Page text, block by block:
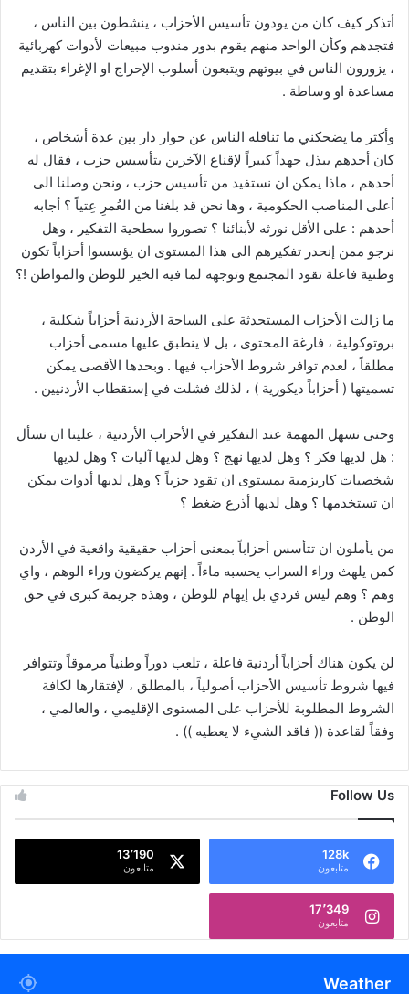
أتذكر كيف كان من يودون تأسيس الأحزاب ، ينشطون بين الناس ،
فتجدهم وكأن الواحد منهم يقوم بدور مندوب مبيعات لأدوات كهربائية
، يزورون الناس في بيوتهم ويتبعون أسلوب الإحراج او الإغراء بتقديم
مساعدة او وساطة .
وأكثر ما يضحكني ما تناقله الناس عن حوار دار بين عدة أشخاص ،
كان أحدهم يبذل جهداً كبيراً لإقناع الآخرين بتأسيس حزب ، فقال له
أحدهم ، ماذا يمكن ان نستفيد من تأسيس حزب ، ونحن وصلنا الى
أعلى المناصب الحكومية ، وها نحن قد بلغنا من العُمرِ عِتياً ؟ أجابه
أحدهم : على الأقل نورثه لأبنائنا ؟ تصوروا سطحية التفكير ، وهل
نرجو ممن إنحدر تفكيرهم الى هذا المستوى ان يؤسسوا أحزاباً تكون
وطنية فاعلة تقود المجتمع وتوجهه لما فيه الخير للوطن والمواطن !؟
ما زالت الأحزاب المستحدثة على الساحة الأردنية أحزاباً شكلية ،
بروتوكولية ، فارغة المحتوى ، بل لا ينطبق عليها مسمى أحزاب
مطلقاً ، لعدم توافر شروط الأحزاب فيها . وبحدها الأقصى يمكن
تسميتها ( أحزاباً ديكورية ) ، لذلك فشلت في إستقطاب الأردنيين .
وحتى نسهل المهمة عند التفكير في الأحزاب الأردنية ، علينا ان نسأل
: هل لديها فكر ؟ وهل لديها نهج ؟ وهل لديها آليات ؟ وهل لديها
شخصيات كاريزمية بمستوى ان تقود حزباً ؟ وهل لديها أدوات يمكن
ان تستخدمها ؟ وهل لديها أذرع ضغط ؟
من يأملون ان تتأسس أحزاباً بمعنى أحزاب حقيقية واقعية في الأردن
كمن يلهث وراء السراب يحسبه ماءاً . إنهم يركضون وراء الوهم ، واي
وهم ؟ وهم ليس فردي بل إيهام للوطن ، وهذه جريمة كبرى في حق
الوطن .
لن يكون هناك أحزاباً أردنية فاعلة ، تلعب دوراً وطنياً مرموقاً وتتوافر
فيها شروط تأسيس الأحزاب أصولياً ، بالمطلق ، لإفتقارها لكافة
الشروط المطلوبة للأحزاب على المستوى الإقليمي ، والعالمي ،
وفقاً لقاعدة (( فاقد الشيء لا يعطيه )) .
Follow Us
128k
متابعون
13٬190
متابعون
17٬349
متابعون
Weather